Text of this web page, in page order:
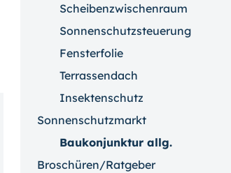
Scheibenzwischenraum
Sonnenschutzsteuerung
Fensterfolie
Terrassendach
Insektenschutz
Sonnenschutzmarkt
Baukonjunktur allg.
Broschüren/Ratgeber